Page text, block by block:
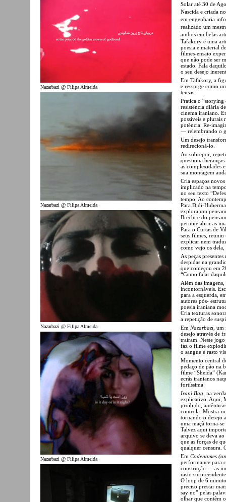
Nazarbazi @ Filipa Almeida
Nazarbazi @ Filipa Almeida
Nazarbazi @ Filipa Almeida
Nazarbazi @ Filipa Almeida
Solar até 30 de
Nascida e criada
em engenharia
realizado um
ambos em belas
Tafakory é uma
poesia e material
filmes-ensaio
que não pode ser
estado. Fala
o seu desejo
Em Tafakory, a
e ressurge como
tensas.
Pratica o “storying
resistência diária
cinema iraniano.
possíveis e plurais
potência. Re-
— relembrando o
Um desejo
redirecioná-lo.
Ao sobrepor,
questiona
as complexidades
sua montagem
Cria espaços
implicado na
no seu texto
tempo. Ao
Para Didi-
explora um
Brecht e do
permite abrir as
Para o Curtas de
seus filmes,
explicar nem
como vejo os
As peças
despidas na
que começou em
“Como falar
Além das
incontornáveis.
para a esquerda,
autores pós-
poesia iraniana
Cria texturas
a repetição de
Em Nazarbazi ,
desejo através de
traíram. Neste
faz o filme
o sangue é rasto
Momento central
pedaço de pão na
filme “Sheida”
ecrãs iranianos
fortíssima.
Irani Bag , na
explicativo. Aqui,
proibido,
controla. Mostra-
tornando o desejo
uma maçã torna-
Talvez aqui
arquivo se deva
que as forças de
qualquer censura.
Em Codenames
performance para
construção — as
rasto
O loop de 6
preciso prestar
say no” pelas
olhar que